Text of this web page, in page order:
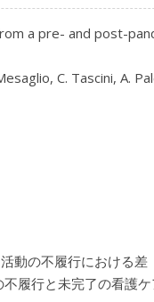
a pre- and post-
C. Tascini, A.
の不履行における差
履行と未完了の看護